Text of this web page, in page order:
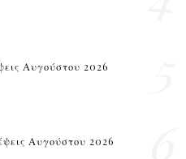
Αυγούστου 2026
Αυγούστου 2026